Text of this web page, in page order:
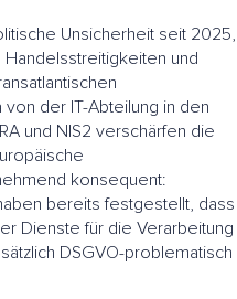
Unsicherheit seit 2025,
und
der IT-Abteilung in den
und NIS2 verschärfen die
konsequent:
bereits festgestellt, dass
Dienste für die Verarbeitung
DSGVO-problematisch